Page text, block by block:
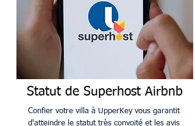
Statut de Superhost Airbnb
Confier votre villa à UpperKey vous garantit
d'atteindre le statut très convoité et les avis